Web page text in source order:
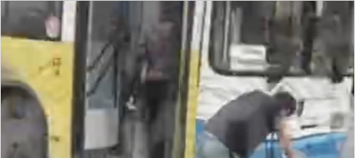
Вечером 24 сентября в салоне автобуса маршрута
№18 в Новосибирске произошёл инцидент с
применением перцового баллончика. Как
сообщили очевидцы в
Telegram-канале
«Инцидент Новосибирск», неизвестный
мужчина с бородой сначала вступил в перепалку
с кондуктором, затем поссорился с другими
пассажирами. В ходе конфликта он достал
газовый баллончик и распылил его в салоне.